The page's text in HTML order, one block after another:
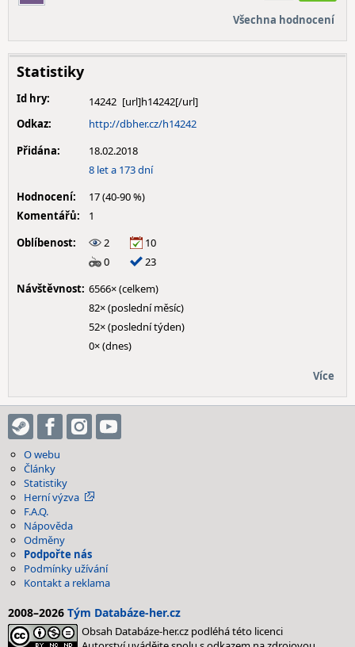
Všechna hodnocení
Statistiky
Id hry:
14242
Odkaz:
http://dbher.cz/h14242
Přidána:
18.02.2018
8 let a 173 dní
Hodnocení:
17 (40-90 %)
Komentářů:
1
Oblíbenost:
2
10
0
23
Návštěvnost: 6566× (celkem)
82× (poslední měsíc)
52× (poslední týden)
0× (dnes)
Více
O webu
Články
Statistiky
Herní výzva
F.A.Q.
Nápověda
Odměny
Podpořte nás
Podmínky užívání
Kontakt a reklama
2008–2026 Tým Databáze-her.cz
Obsah Databáze-her.cz podléhá této licenci